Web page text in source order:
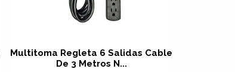
Multitoma Regleta 6 Salidas Cable
De 3 Metros N...
Ver detalles